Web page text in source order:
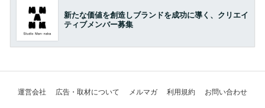
新たな価値を創造しブランドを成功に導く、クリエイ
ティブメンバー募集
運営会社 広告・取材について メルマガ 利用規約 お問い合わせ